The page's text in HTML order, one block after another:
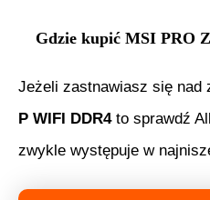
Gdzie kupić MSI PRO
Jeżeli zastnawiasz się nad
P WIFI DDR4to sprawdź
zwykle występuje w